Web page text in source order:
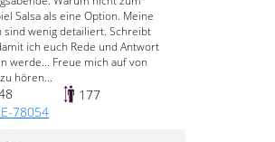
Salsa als eine Option. Meine
sind wenig detailiert. Schreibt
ich euch Rede und Antwort
werde... Freue mich auf von
hören...
177
78054